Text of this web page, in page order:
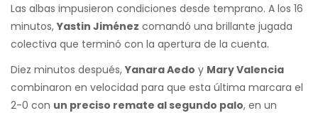
Las albas impusieron condiciones desde temprano. A los 16
minutos,Yastin Jiménez comandó una brillante jugada
colectiva que terminó con la apertura de la cuenta.
Diez minutos después,Yanara Aedo y Mary Valencia
combinaron en velocidad para que esta última marcara el
2-0 con un preciso remate al segundo palo, en un